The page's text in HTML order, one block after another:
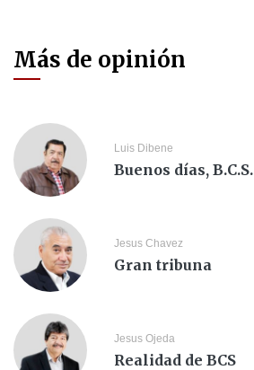
Más de opinión
Luis Dibene
Buenos días, B.C.S.
Jesus Chavez
Gran tribuna
Jesus Ojeda
Realidad de BCS